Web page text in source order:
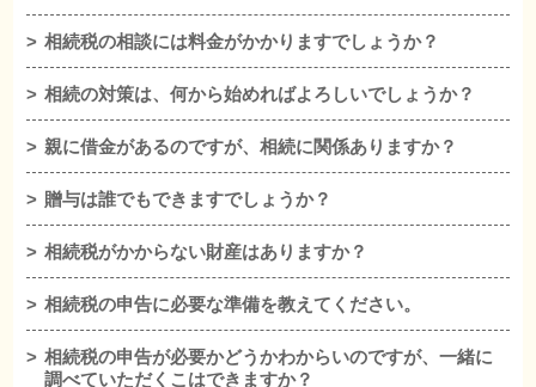
相続税の相談には料金がかかりますでしょうか？
相続の対策は、何から始めればよろしいでしょうか？
親に借金があるのですが、相続に関係ありますか？
贈与は誰でもできますでしょうか？
相続税がかからない財産はありますか？
相続税の申告に必要な準備を教えてください。
相続税の申告が必要かどうかわからいのですが、一緒に
調べていただくこはできますか？